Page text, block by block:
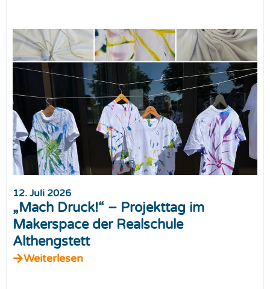
12. Juli 2026
„Mach Druck!“ – Projekttag im
Makerspace der Realschule
Althengstett
Weiterlesen